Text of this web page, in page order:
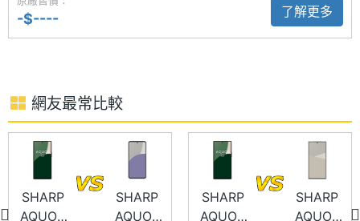
晰度，錄影方面具備電影級與夜間模式等功能；前置
◎ Android 14 作業系統
顯示螢幕
尺寸
主螢幕
解析度
2340x1080 pixels
主螢幕
最大亮
1500 nits
-$---- 了解更多
網友最常比較
SHARP
AQUOS
SHARP
AQUOS
SHARP
AQUOS
SHARP
AQUOS